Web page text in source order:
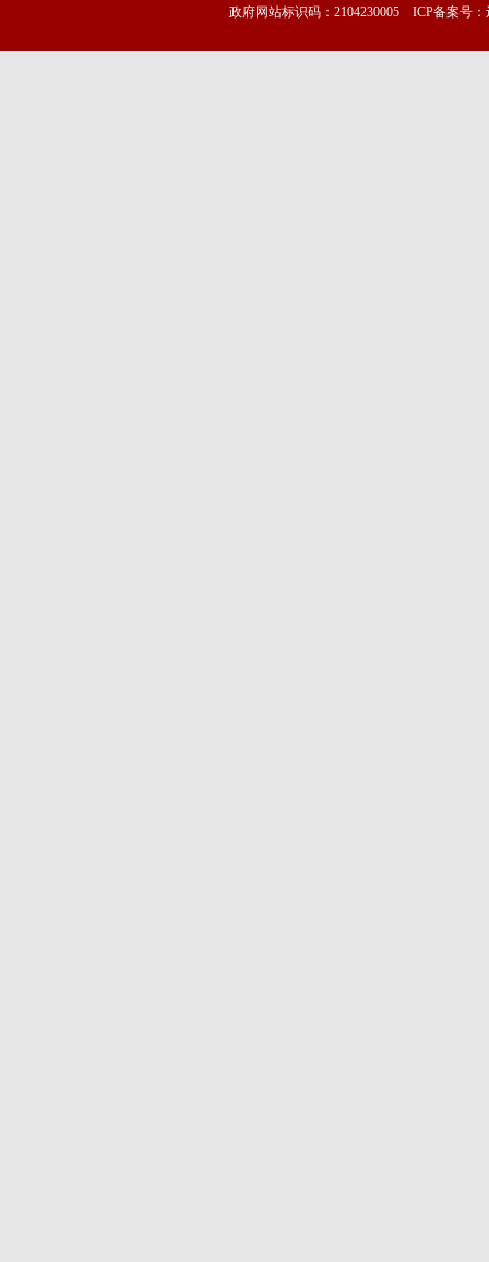
政府网站标识码：2104230005 ICP备案号：